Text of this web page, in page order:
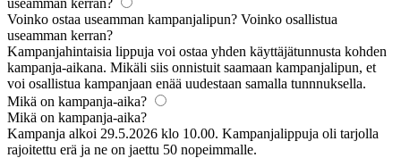
Voinko ostaa useamman kampanjalipun? Voinko osallistua
useamman kerran?
Kampanjahintaisia lippuja voi ostaa yhden käyttäjätunnusta kohden
kampanja-aikana. Mikäli siis onnistuit saamaan kampanjalipun, et
voi osallistua kampanjaan enää uudestaan samalla tunnnuksella.
Mikä on kampanja-aika?
Mikä on kampanja-aika?
Kampanja alkoi 29.5.2026 klo 10.00. Kampanjalippuja oli tarjolla
rajoitettu erä ja ne on jaettu 50 nopeimmalle.